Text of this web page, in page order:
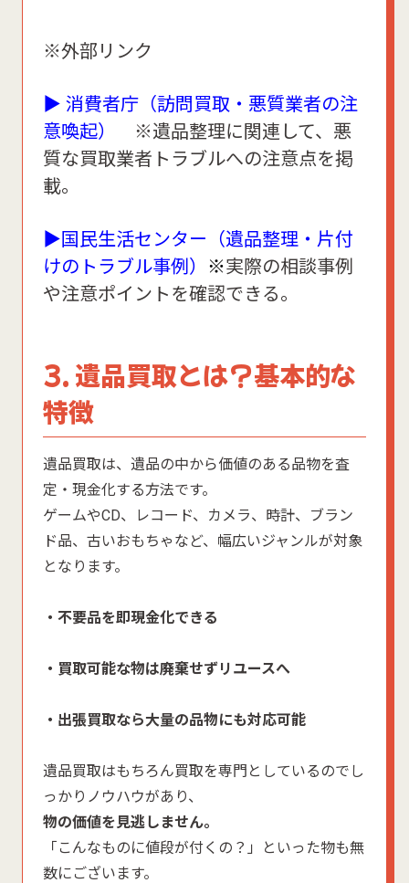
※外部リンク
▶ 消費者庁（訪問買取・悪質業者の注
意喚起）
※遺品整理に関連して、悪
質な買取業者トラブルへの注意点を掲
載。
▶国民生活センター（遺品整理・片付
けのトラブル事例）
※実際の相談事例
や注意ポイントを確認できる。
3. 遺品買取とは？基本的な
特徴
遺品買取は、遺品の中から価値のある品物を査
定・現金化する方法です。
ゲームやCD、レコード、カメラ、時計、ブラン
ド品、古いおもちゃなど、幅広いジャンルが対象
となります。
・不要品を即現金化できる
・買取可能な物は廃棄せずリユースへ
・出張買取なら大量の品物にも対応可能
遺品買取はもちろん買取を専門としているのでし
っかりノウハウがあり、
物の価値を見逃しません。
「こんなものに値段が付くの？」といった物も無
数にございます。